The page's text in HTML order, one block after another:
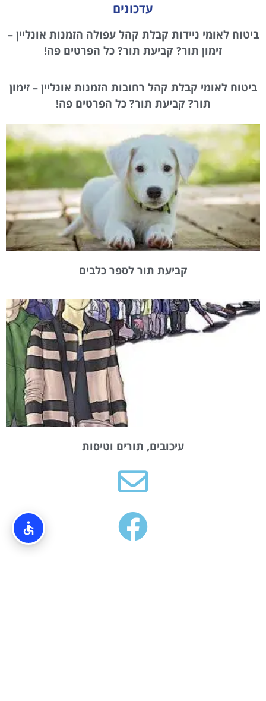
עדכונים
ביטוח לאומי ניידות קבלת קהל עפולה הזמנות אונליין –
זימון תור? קביעת תור? כל הפרטים פה!
ביטוח לאומי קבלת קהל רחובות הזמנות אונליין – זימון
תור? קביעת תור? כל הפרטים פה!
קביעת תור לספר כלבים
עיכובים, תורים וטיסות